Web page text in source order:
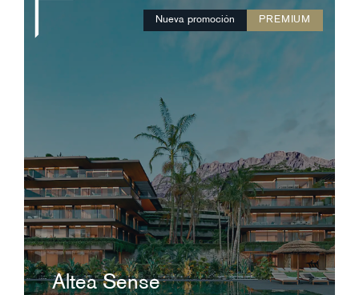
Nueva promoción PREMIUM
Altea Sense
A consultar
Un refugio diseñado para ofrecer el máximo
confort
ver ficha